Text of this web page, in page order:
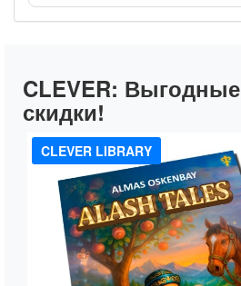
CLEVER: Выгодные
скидки!
CLEVER LIBRARY